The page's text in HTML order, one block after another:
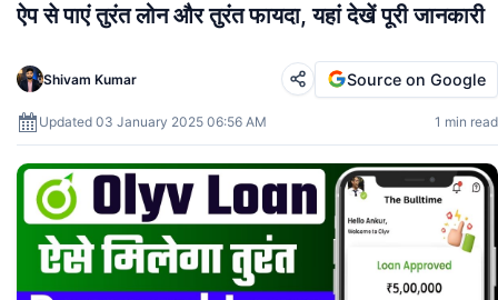
ऐप से पाएं तुरंत लोन और तुरंत फायदा, यहां देखें पूरी जानकारी
Shivam Kumar
Updated 03 January 2025 06:56 AM 1 min read
Source on Google